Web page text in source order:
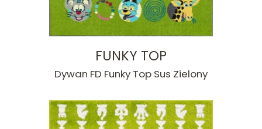
FUNKY TOP
Dywan FD Funky Top Sus Zielony